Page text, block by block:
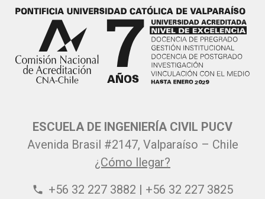
ESCUELA DE INGENIERÍA CIVIL PUCV
Avenida Brasil #2147, Valparaíso – Chile
¿Cómo llegar?
phone +56 32 227 3882 | +56 32 227 3825